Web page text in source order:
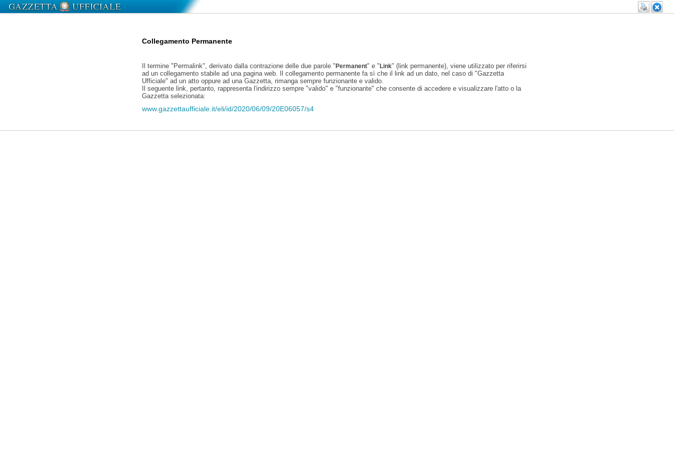
Collegamento Permanente
Il termine "Permalink", derivato dalla contrazione delle due parole "Permanent" e "Link" (link permanente), viene utilizzato per riferirsi
ad un collegamento stabile ad una pagina web. Il collegamento permanente fa sì che il link ad un dato, nel caso di "Gazzetta
Ufficiale" ad un atto oppure ad una Gazzetta, rimanga sempre funzionante e valido.
Il seguente link, pertanto, rappresenta l'indirizzo sempre "valido" e "funzionante" che consente di accedere e visualizzare l'atto o la
Gazzetta selezionata:
www.gazzettaufficiale.it/eli/id/2020/06/09/20E06057/s4